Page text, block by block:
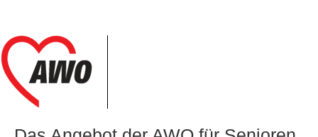
springen
springen
springen